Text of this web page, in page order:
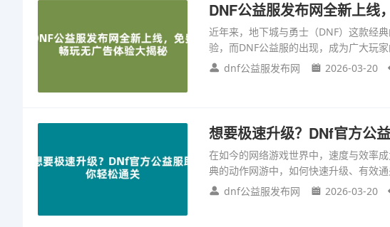
DNF公益服发布网全新上线
近年来，地下城与勇士（DNF）这款经
验，而DNF公益服的出现，成为广大玩
dnf公益服发布网
2026-03-20
想要极速升级？DNf官方公
在如今的网络游戏世界中，速度与效率
典的动作网游中，如何快速升级、有效
dnf公益服发布网
2026-03-20